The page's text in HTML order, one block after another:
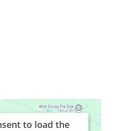
to load the